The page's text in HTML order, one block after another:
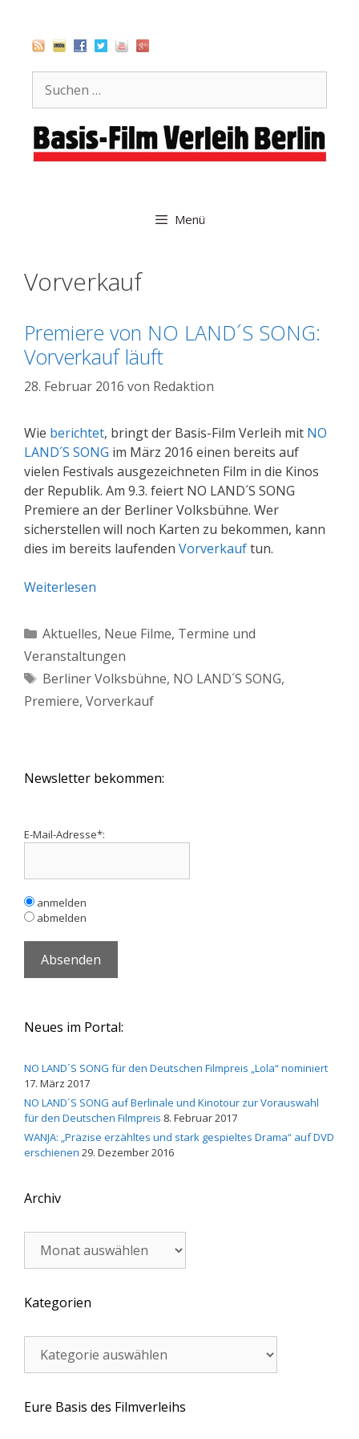
springen
nach:
Menü
Vorverkauf
Premiere von NO LAND´S SONG:
Vorverkauf läuft
28. Februar 2016 von Redaktion
Wie berichtet, bringt der Basis-Film Verleih mit NO
LAND´S SONG im März 2016 einen bereits auf
vielen Festivals ausgezeichneten Film in die Kinos
der Republik. Am 9.3. feiert NO LAND´S SONG
Premiere an der Berliner Volksbühne. Wer
sicherstellen will noch Karten zu bekommen, kann
dies im bereits laufenden Vorverkauftun.
Weiterlesen
Kategorien
Aktuelles, Neue Filme, Termine und
Veranstaltungen
Schlagwörter
Berliner Volksbühne, NO LAND´S SONG,
Premiere, Vorverkauf
Newsletter bekommen:
E-Mail-Adresse*:
anmelden
abmelden
Neues im Portal:
NO LAND´S SONG für den Deutschen Filmpreis „Lola“ nominiert
17. März 2017
NO LAND´S SONG auf Berlinale und Kinotour zur Vorauswahl
für den Deutschen Filmpreis 8. Februar 2017
WANJA: „Präzise erzähltes und stark gespieltes Drama“ auf DVD
erschienen 29. Dezember 2016
Archiv
Kategorien
Eure Basis des Filmverleihs